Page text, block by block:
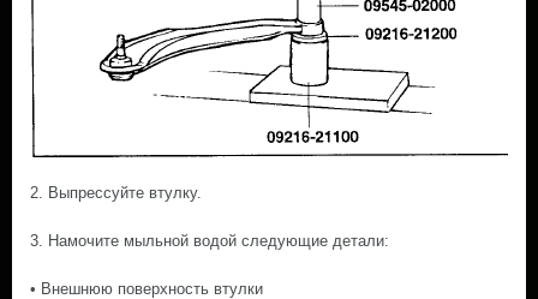
2. Выпрессуйте втулку.
3. Намочите мыльной водой следующие детали:
• Внешнюю поверхность втулки